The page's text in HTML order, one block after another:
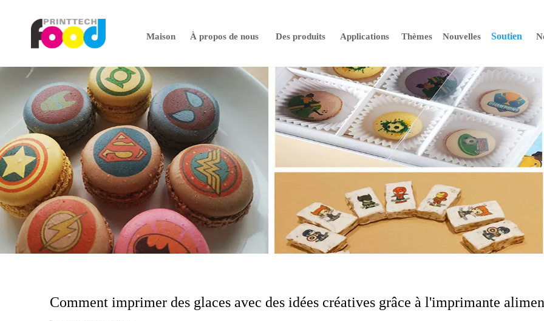
Maison À propos de nous Des produits Applications Thèmes Nouvelles Soutien
Comment imprimer des glaces avec des idées créatives grâce à l'imprimante